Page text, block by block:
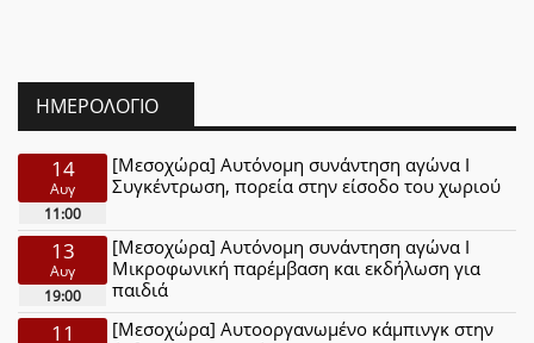
ΗΜΕΡΟΛΌΓΙΟ
14
Αυγ
11:00
[Μεσοχώρα] Αυτόνομη συνάντηση αγώνα Ι
Συγκέντρωση, πορεία στην είσοδο του χωριού
13
Αυγ
19:00
[Μεσοχώρα] Αυτόνομη συνάντηση αγώνα Ι
Μικροφωνική παρέμβαση και εκδήλωση για
παιδιά
11
[Μεσοχώρα] Αυτοοργανωμένο κάμπινγκ στην